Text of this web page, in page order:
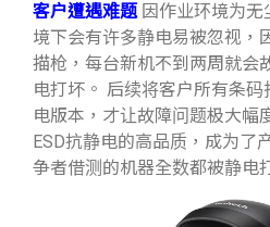
客户遭遇难题因作业环境为无
境下会有许多静电易被忽视，
描枪，每台新机不到两周就会
电打坏。 后续将客户所有条
电版本，才让故障问题极大幅
ESD抗静电的高品质，成为了
争者借测的机器全数都被静电